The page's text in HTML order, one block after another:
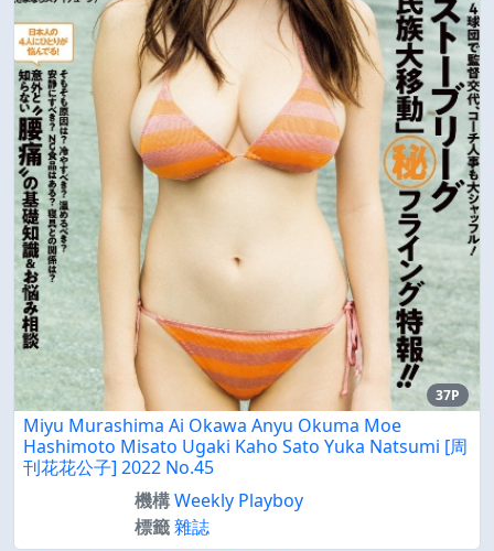
37P
Miyu Murashima Ai Okawa Anyu Okuma Moe
Hashimoto Misato Ugaki Kaho Sato Yuka Natsumi [周
刊花花公子] 2022 No.45
機構Weekly Playboy
標籤雜誌